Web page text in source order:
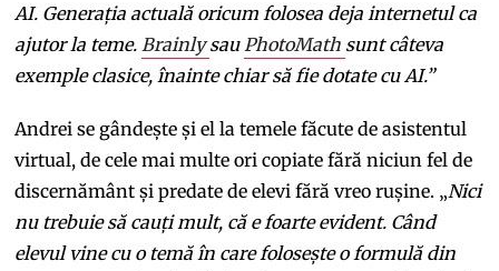
AI. Generația actuală oricum folosea deja internetul ca
ajutor la teme. Brainlysau PhotoMath sunt câteva
exemple clasice, înainte chiar să fie dotate cu AI.”
Andrei se gândește și el la temele făcute de asistentul
virtual, de cele mai multe ori copiate fără niciun fel de
discernământ și predate de elevi fără vreo rușine. „Nici
nu trebuie să cauți mult, că e foarte evident. Când
elevul vine cu o temă în care folosește o formulă din